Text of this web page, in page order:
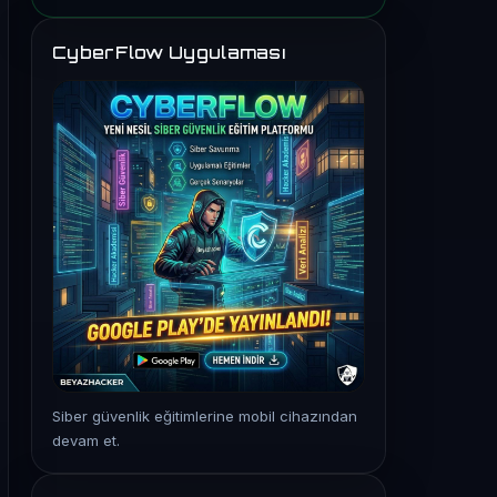
CyberFlow Uygulaması
Siber güvenlik eğitimlerine mobil cihazından
devam et.